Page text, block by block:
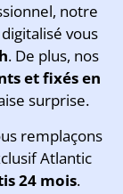
notre
vous
. De plus, nos
et fixés en
surprise.
remplaçons
Atlantic
24 mois.